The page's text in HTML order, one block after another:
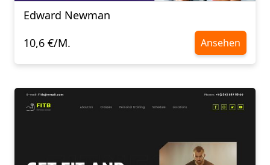
Edward Newman
10,6 €/M.
Ansehen